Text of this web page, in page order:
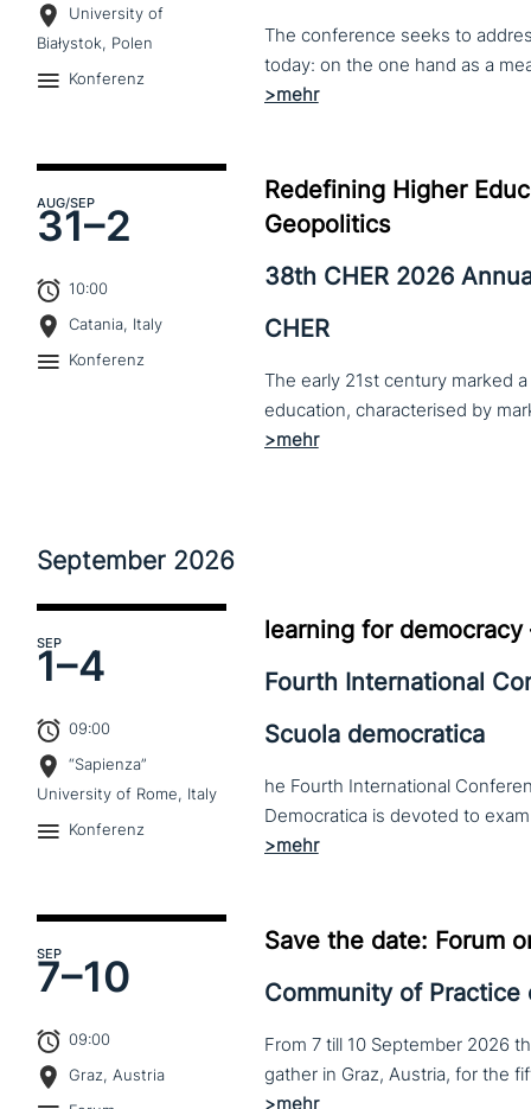
University of
Białystok, Polen
Konferenz
The conference seeks to
AUG/SEP
31–2
10:00
Catania, Italy
Konferenz
Redefining Higher
Geopolitics
38th CHER 2026
CHER
The early 21st century marked
September 2026
SEP
1–4
09:00
“Sapienza”
University of Rome, Italy
Konferenz
learning for
Fourth International
Scuola democratica
he Fourth International
SEP
7–10
09:00
Graz, Austria
Save the date: Forum
Community of Practice
From 7 till 10 September 2026